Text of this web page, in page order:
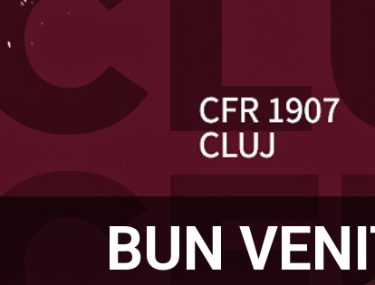
BUN